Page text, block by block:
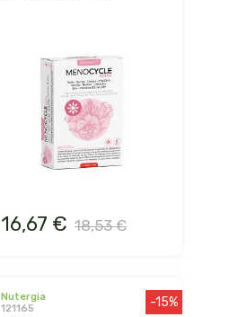
16,67 € 18,53 €
nutergia
121165
-15%